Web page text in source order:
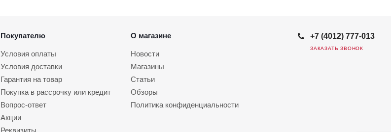
Покупателю
Условия оплаты
Условия доставки
Гарантия на товар
Покупка в рассрочку или кредит
Вопрос-ответ
Акции
Реквизиты
О магазине
Новости
Магазины
Статьи
Обзоры
Политика конфиденциальности
+7 (4012) 777-013
ЗАКАЗАТЬ ЗВОНОК